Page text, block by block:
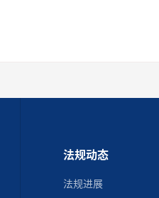
法规动态
法规进展